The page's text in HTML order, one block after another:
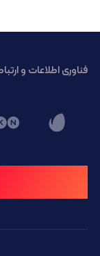
فناوری اطلاعات و